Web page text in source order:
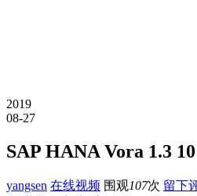
2019
08-27
SAP HANA Vora 1.3
yangsen 在线视频 围观107次 留下